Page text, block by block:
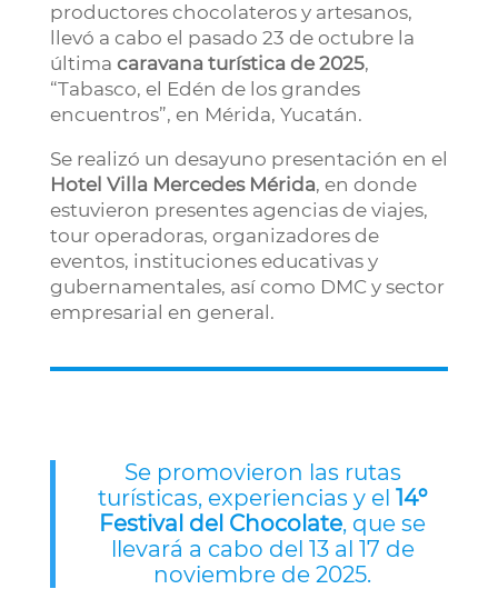
productores chocolateros y artesanos,
llevó a cabo el pasado 23 de octubre la
última caravana turística de 2025,
“Tabasco, el Edén de los grandes
encuentros”, en Mérida, Yucatán.
Se realizó un desayuno presentación en el
Hotel Villa Mercedes Mérida, en donde
estuvieron presentes agencias de viajes,
tour operadoras, organizadores de
eventos, instituciones educativas y
gubernamentales, así como DMC y sector
empresarial en general.
Se promovieron las rutas
turísticas, experiencias y el14º
Festival del Chocolate, que se
llevará a cabo del 13 al 17 de
noviembre de 2025.